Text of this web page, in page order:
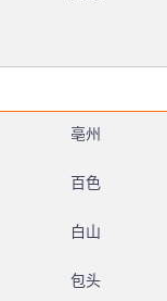
亳州
百色
白山
包头